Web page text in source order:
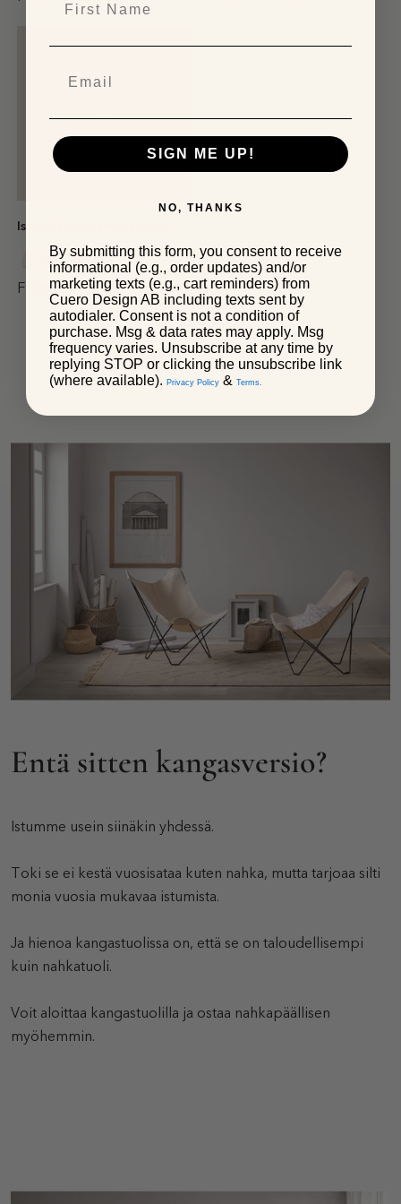
Islantilainen lampaantalja
From: $200.00
Entä sitten kangasversio?
Istumme usein siinäkin yhdessä.
Toki se ei kestä vuosisataa kuten nahka, mutta tarjoaa silti
monia vuosia mukavaa istumista.
Ja hienoa kangastuolissa on, että se on taloudellisempi
kuin nahkatuoli.
Voit aloittaa kangastuolilla ja ostaa nahkapäällisen
myöhemmin.
SIGN ME UP!
NO, THANKS
By submitting this form, you consent to receive
informational (e.g., order updates) and/or
marketing texts (e.g., cart reminders) from
Cuero Design AB including texts sent by
autodialer. Consent is not a condition of
purchase. Msg & data rates may apply. Msg
frequency varies. Unsubscribe at any time by
replying STOP or clicking the unsubscribe link
(where available). Privacy Policy & Terms.